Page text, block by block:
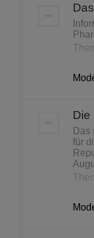
Die
Das
für